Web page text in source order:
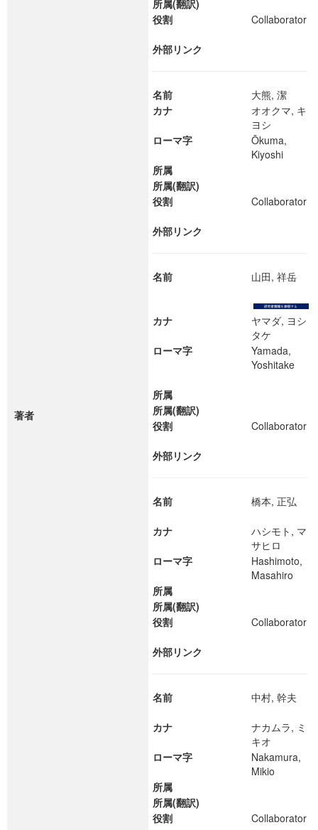
著者
所属(翻訳)
役割
Collaborator
外部リンク
名前
大熊, 潔
カナ
オオクマ, キ
ヨシ
ローマ字
Ōkuma,
Kiyoshi
所属
所属(翻訳)
役割
Collaborator
外部リンク
名前 山田, 祥岳
カナ
ヤマダ, ヨシ
タケ
ローマ字
Yamada,
Yoshitake
所属
所属(翻訳)
役割
Collaborator
外部リンク
名前 橋本, 正弘
カナ
ハシモト, マ
サヒロ
ローマ字
Hashimoto,
Masahiro
所属
所属(翻訳)
役割
Collaborator
外部リンク
名前 中村, 幹夫
カナ
ナカムラ, ミ
キオ
ローマ字
Nakamura,
Mikio
所属
所属(翻訳)
役割
Collaborator